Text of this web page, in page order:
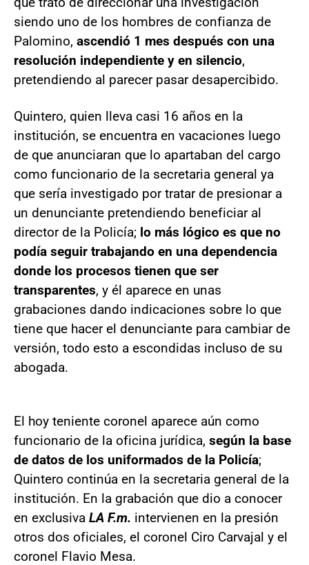
siendo uno de los hombres de confianza de
Palomino, ascendió 1 mes después con una
resolución independiente y en silencio,
pretendiendo al parecer pasar desapercibido.
Quintero, quien lleva casi 16 años en la
institución, se encuentra en vacaciones luego
de que anunciaran que lo apartaban del cargo
como funcionario de la secretaria general ya
que sería investigado por tratar de presionar a
un denunciante pretendiendo beneficiar al
director de la Policía; lo más lógico es que no
podía seguir trabajando en una dependencia
donde los procesos tienen que ser
transparentes, y él aparece en unas
grabaciones dando indicaciones sobre lo que
tiene que hacer el denunciante para cambiar de
versión, todo esto a escondidas incluso de su
abogada.
El hoy teniente coronel aparece aún como
funcionario de la oficina jurídica, según la base
de datos de los uniformados de la Policía;
Quintero continúa en la secretaria general de la
institución. En la grabación que dio a conocer
en exclusiva LA F.m. intervienen en la presión
otros dos oficiales, el coronel Ciro Carvajal y el
coronel Flavio Mesa.